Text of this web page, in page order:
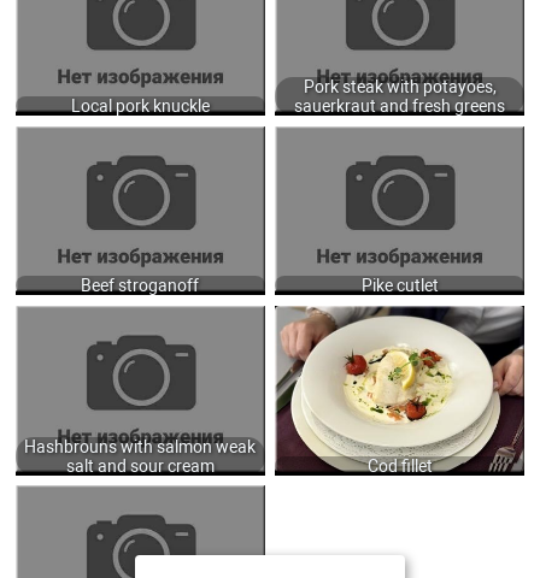
Local pork knuckle
1350
Pork steak with potayoes,
sauerkraut and fresh greens
350/50 GR.
800
Beef stroganoff
BEEF STROGANOFF WITH MASHED
POTATOES 350 GR.
1200
Pike cutlet
PIKE CUTLET WITH CREAM SAUCE
250 GR.
790
Hashbrouns with salmon weak
salt and sour cream
HASHBROUNS WITH SALMON WEAK
SALT AND SOUR CREAM 210/40/50
GR.
780
Cod fillet
COD FILLET BAKED WITH BER
NOISETTE SAUCE AND FRESH
THYME, SERVED WITH POACHED
LEEKS AND FRESH CARROTS
100/150 GR.
900
BAKED CHICKEN THIGHS WITH
TOMATO SAUCE 150/50/30 GR.
690